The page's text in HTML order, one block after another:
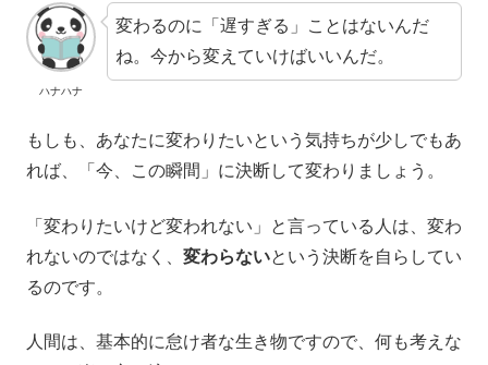
ハナハナ
変わるのに「遅すぎる」ことはないんだ
ね。今から変えていけばいいんだ。
もしも、あなたに変わりたいという気持ちが少しでもあ
れば、「今、この瞬間」に決断して変わりましょう。
「変わりたいけど変われない」と言っている人は、変わ
れないのではなく、 変わらないという決断を自らしてい
るのです。
人間は、基本的に怠け者な生き物ですので、何も考えな